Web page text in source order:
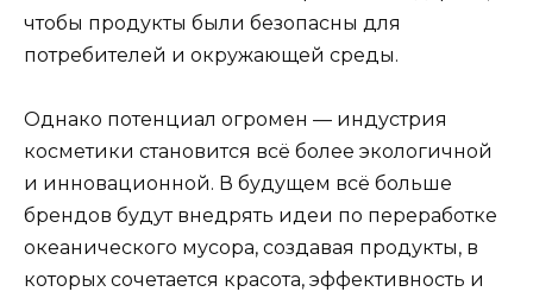
чтобы продукты были безопасны для
потребителей и окружающей среды.
Однако потенциал огромен — индустрия
косметики становится всё более экологичной
и инновационной. В будущем всё больше
брендов будут внедрять идеи по переработке
океанического мусора, создавая продукты, в
которых сочетается красота, эффективность и